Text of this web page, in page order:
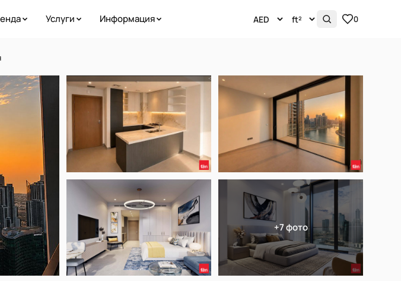
Услуги Информация 0
+7 фото